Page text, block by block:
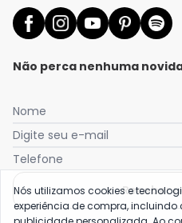
Não perca nenhuma
Nome
Digite seu e-mail
Telefone
Receber
Nós utilizamos cookies e
experiência de compra, incluindo